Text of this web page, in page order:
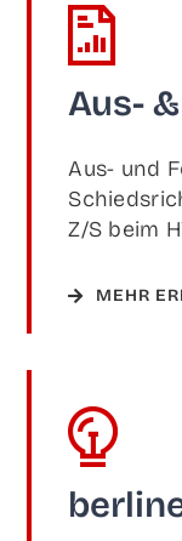
Aus-
Aus- und
Z/S beim
MEHR